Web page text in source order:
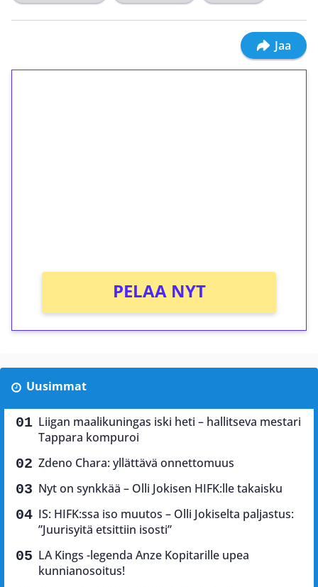
Jaa
PELAA NYT
Uusimmat
Liigan maalikuningas iski heti – hallitseva mestari
Tappara kompuroi
Zdeno Chara: yllättävä onnettomuus
Nyt on synkkää – Olli Jokisen HIFK:lle takaisku
IS: HIFK:ssa iso muutos – Olli Jokiselta paljastus:
”Juurisyitä etsittiin isosti”
LA Kings -legenda Anze Kopitarille upea
kunnianosoitus!